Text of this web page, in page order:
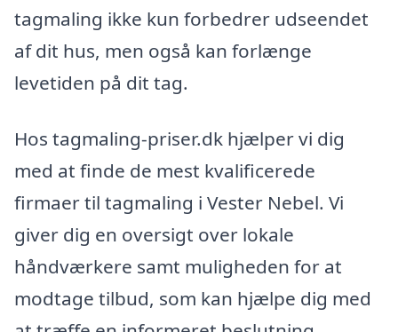
tagmaling ikke kun forbedrer udseendet
af dit hus, men også kan forlænge
levetiden på dit tag.
Hos tagmaling-priser.dk hjælper vi dig
med at finde de mest kvalificerede
firmaer til tagmaling i Vester Nebel. Vi
giver dig en oversigt over lokale
håndværkere samt muligheden for at
modtage tilbud, som kan hjælpe dig med